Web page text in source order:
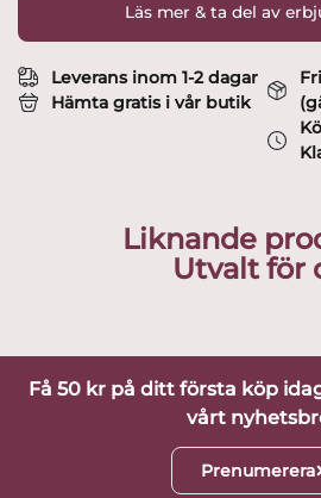
Läs mer & ta del av
Leverans inom 1-2 dagar
Hämta gratis i vår butik
Liknande
Utvalt för
Få 50 kr på ditt första köp
vårt
Prenumerera